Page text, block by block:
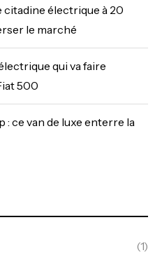
citadine électrique à 20
le marché
qui va faire
500
: ce van de luxe enterre la
(1)